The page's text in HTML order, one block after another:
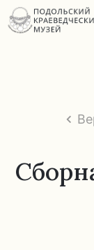
экскурсии